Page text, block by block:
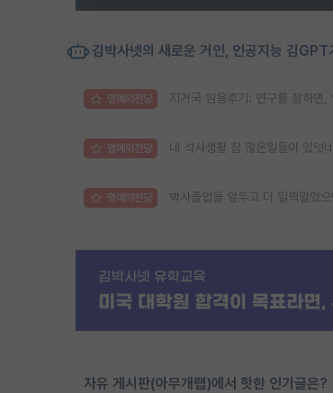
김박사넷의 새로운 거인, 인공지능 김
명예의전당 지거국 임용후기: 연구를 잘하면,
명예의전당 내 석사생활 참 많은일들이 있엇
명예의전당 박사졸업을 앞두고 더 일찍알았
자유 게시판(아무개랩)에서 핫한 인기글은?